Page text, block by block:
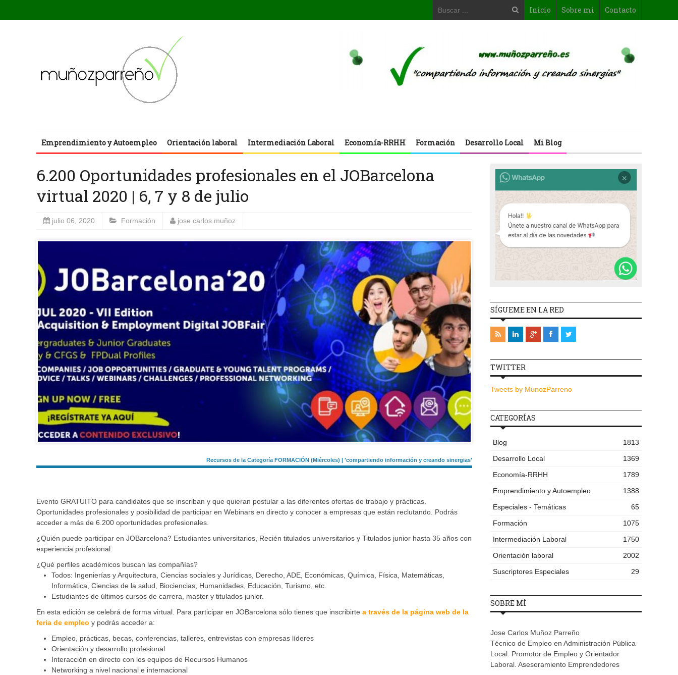
Inicio Sobre mi Contacto
Emprendimiento y Autoempleo Orientación laboral Intermediación Laboral Economía-RRHH Formación Desarrollo Local Mi Blog
6.200 Oportunidades profesionales en el JOBarcelona
virtual 2020 | 6, 7 y 8 de julio
julio 06, 2020 Formación jose carlos muñoz
Recursos de la Categoría FORMACIÓN (Miércoles) | 'compartiendo información y creando sinergias'
Evento GRATUITO para candidatos que se inscriban y que quieran postular a las diferentes ofertas de trabajo y prácticas.
Oportunidades profesionales y posibilidad de participar en Webinars en directo y conocer a empresas que están reclutando. Podrás
acceder a más de 6.200 oportunidades profesionales.
¿Quién puede participar en JOBarcelona? Estudiantes universitarios, Recién titulados universitarios y Titulados junior hasta 35 años con
experiencia profesional.
¿Qué perfiles académicos buscan las compañías?
Todos: Ingenierías y Arquitectura, Ciencias sociales y Jurídicas, Derecho, ADE, Económicas, Química, Física, Matemáticas,
Informática, Ciencias de la salud, Biociencias, Humanidades, Educación, Turismo, etc.
Estudiantes de últimos cursos de carrera, master y titulados junior.
En esta edición se celebrá de forma virtual. Para participar en JOBarcelona sólo tienes que inscribirte a través de la página web de la
feria de empleo y podrás acceder a:
Empleo, prácticas, becas, conferencias, talleres, entrevistas con empresas líderes
Orientación y desarrollo profesional
Interacción en directo con los equipos de Recursos Humanos
Networking a nivel nacional e internacional
SÍGUEME EN LA RED
TWITTER
Tweets by MunozParreno
CATEGORÍAS
Blog
1813
Desarrollo Local
1369
Economía-RRHH
1789
Emprendimiento y Autoempleo
1388
Especiales - Temáticas
65
Formación
1075
Intermediación Laboral
1750
Orientación laboral
2002
Suscriptores Especiales
29
SOBRE MÍ
Jose Carlos Muñoz Parreño
Técnico de Empleo en Administración Pública
Local. Promotor de Empleo y Orientador
Laboral. Asesoramiento Emprendedores